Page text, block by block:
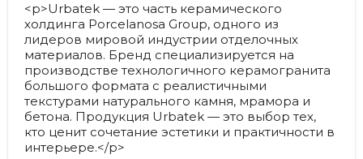
<p>Urbatek — это часть керамического
холдинга Porcelanosa Group, одного из
лидеров мировой индустрии отделочных
материалов. Бренд специализируется на
производстве технологичного керамогранита
большого формата с реалистичными
текстурами натурального камня, мрамора и
бетона. Продукция Urbatek — это выбор тех,
кто ценит сочетание эстетики и практичности в
интерьере.</p>